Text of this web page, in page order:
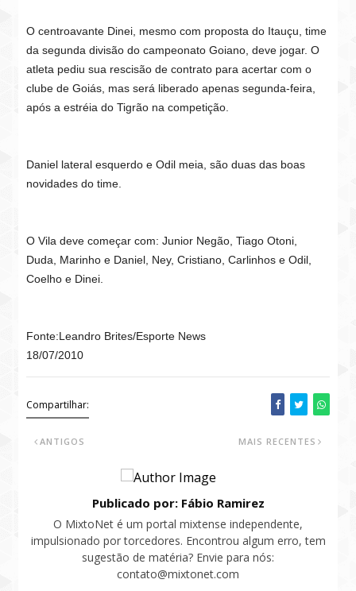
O centroavante Dinei, mesmo com proposta do Itauçu, time
da segunda divisão do campeonato Goiano, deve jogar. O
atleta pediu sua rescisão de contrato para acertar com o
clube de Goiás, mas será liberado apenas segunda-feira,
após a estréia do Tigrão na competição.
Daniel lateral esquerdo e Odil meia, são duas das boas
novidades do time.
O Vila deve começar com: Junior Negão, Tiago Otoni,
Duda, Marinho e Daniel, Ney, Cristiano, Carlinhos e Odil,
Coelho e Dinei.
Fonte:Leandro Brites/Esporte News
18/07/2010
Compartilhar:
MAIS RECENTES
ANTIGOS
Publicado por: Fábio Ramirez
O MixtoNet é um portal mixtense independente,
impulsionado por torcedores. Encontrou algum erro, tem
sugestão de matéria? Envie para nós:
contato@mixtonet.com